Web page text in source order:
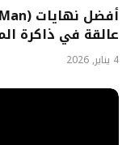
عالقة في ذاكرة
4 يناير, 2026